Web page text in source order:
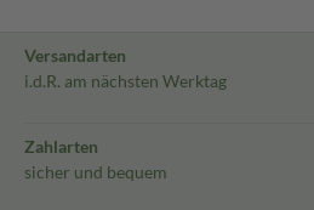
Versandarten
i.d.R. am nächsten Werktag
Zahlarten
sicher und bequem